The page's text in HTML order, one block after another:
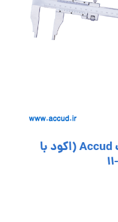
کولیس 30 سانتی متر دوفک Accud (اکود با